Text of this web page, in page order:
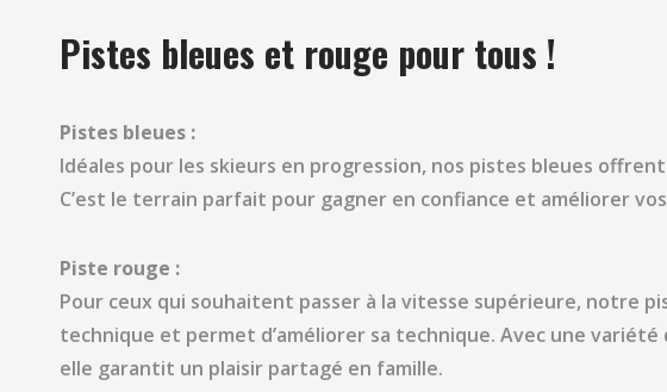
Pistes bleues et rouge pour tous !
Pistes bleues :
Idéales pour les skieurs en progression, nos pistes bleues
C’est le terrain parfait pour gagner en confiance et améliorer
Piste rouge :
Pour ceux qui souhaitent passer à la vitesse supérieure, notre
technique et permet d’améliorer sa technique. Avec une
elle garantit un plaisir partagé en famille.